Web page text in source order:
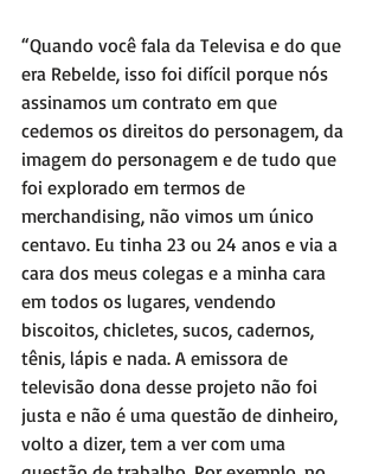
“Quando você fala da Televisa e do que
era Rebelde, isso foi difícil porque nós
assinamos um contrato em que
cedemos os direitos do personagem, da
imagem do personagem e de tudo que
foi explorado em termos de
merchandising, não vimos um único
centavo. Eu tinha 23 ou 24 anos e via a
cara dos meus colegas e a minha cara
em todos os lugares, vendendo
biscoitos, chicletes, sucos, cadernos,
tênis, lápis e nada. A emissora de
televisão dona desse projeto não foi
justa e não é uma questão de dinheiro,
volto a dizer, tem a ver com uma